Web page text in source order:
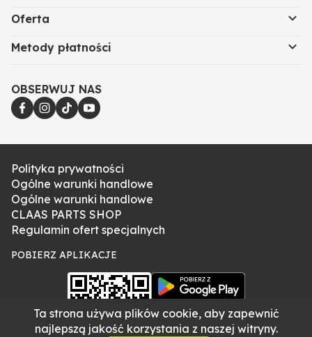
Ta strona używa plików cookie, aby zapewnić
najlepszą jakość korzystania z naszej witryny.
Oferta
Metody płatności
OBSERWUJ NAS
Polityka prywatności
Ogólne warunki handlowe
Ogólne warunki handlowe
CLAAS PARTS SHOP
Regulamin ofert specjalnych
POBIERZ APLIKACJE